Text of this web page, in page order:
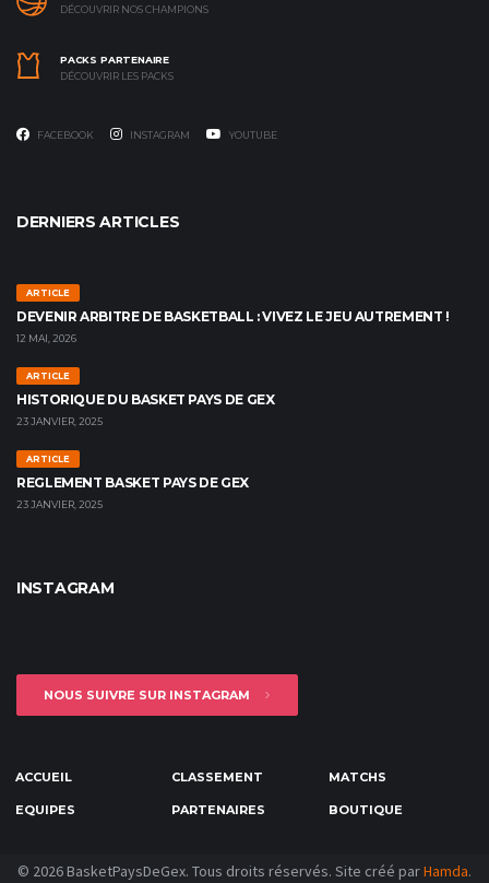
DÉCOUVRIR NOS CHAMPIONS
PACKS PARTENAIRE
DÉCOUVRIR LES PACKS
FACEBOOK INSTAGRAM YOUTUBE
DERNIERS ARTICLES
ARTICLE
DEVENIR ARBITRE DE BASKETBALL : VIVEZ LE JEU AUTREMENT !
12 MAI, 2026
ARTICLE
HISTORIQUE DU BASKET PAYS DE GEX
23 JANVIER, 2025
ARTICLE
REGLEMENT BASKET PAYS DE GEX
23 JANVIER, 2025
INSTAGRAM
NOUS SUIVRE SUR INSTAGRAM
ACCUEIL CLASSEMENT MATCHS
EQUIPES PARTENAIRES BOUTIQUE
© 2026 BasketPaysDeGex. Tous droits réservés. Site créé parHamda.